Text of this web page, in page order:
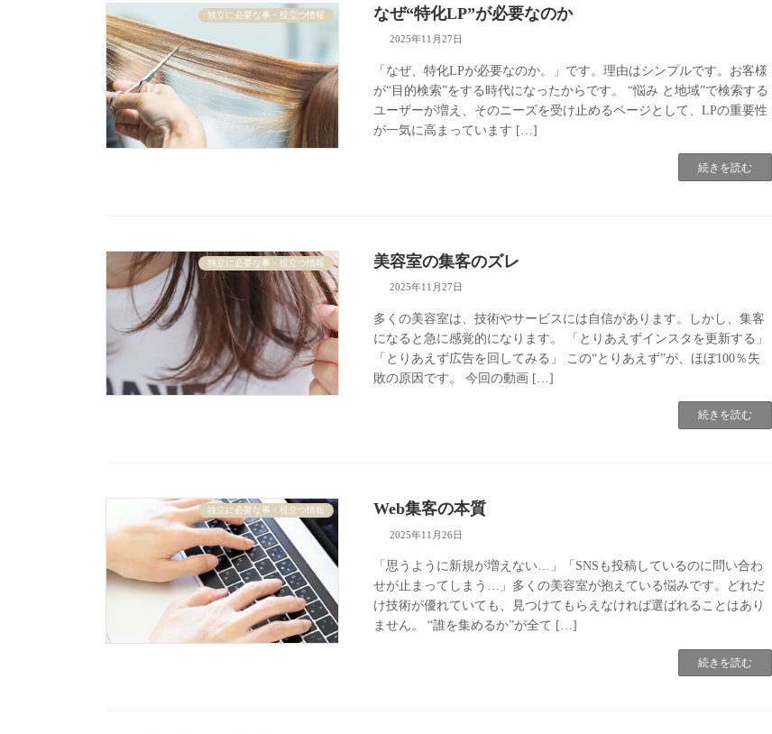
独立に必要な事・役立つ情報 なぜ“特化LP”が必要なのか
2025年11月27日
「なぜ、特化LPが必要なのか。」です。理由はシンプルです。お客様
が“目的検索”をする時代になったからです。 “悩み と地域”で検索する
ユーザーが増え、そのニーズを受け止めるページとして、LPの重要性
が一気に高まっています […]
続きを読む
独立に必要な事・役立つ情報 美容室の集客のズレ
2025年11月27日
多くの美容室は、技術やサービスには自信があります。しかし、集客
になると急に感覚的になります。 「とりあえずインスタを更新する」
「とりあえず広告を回してみる」 この“とりあえず”が、ほぼ100％失
敗の原因です。 今回の動画 […]
続きを読む
独立に必要な事・役立つ情報 Web集客の本質
2025年11月26日
「思うように新規が増えない…」「SNSも投稿しているのに問い合わ
せが止まってしまう…」多くの美容室が抱えている悩みです。どれだ
け技術が優れていても、見つけてもらえなければ選ばれることはあり
ません。 “誰を集めるか”が全て […]
続きを読む